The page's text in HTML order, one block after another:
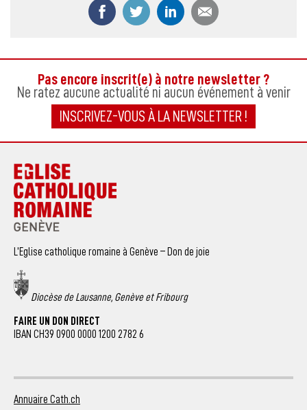
Partager ce contenu sur Facebook
Partager ce contenu sur Twitter
Partager ce contenu
Pas encore inscrit(e) à notre newsletter ?
Ne ratez aucune actualité ni aucun événement à venir
INSCRIVEZ-VOUS À LA NEWSLETTER !
L’Eglise catholique romaine à Genève – Don de joie
Diocèse de Lausanne, Genève et Fribourg
FAIRE UN DON DIRECT
IBAN CH39 0900 0000 1200 2782 6
Annuaire Cath.ch